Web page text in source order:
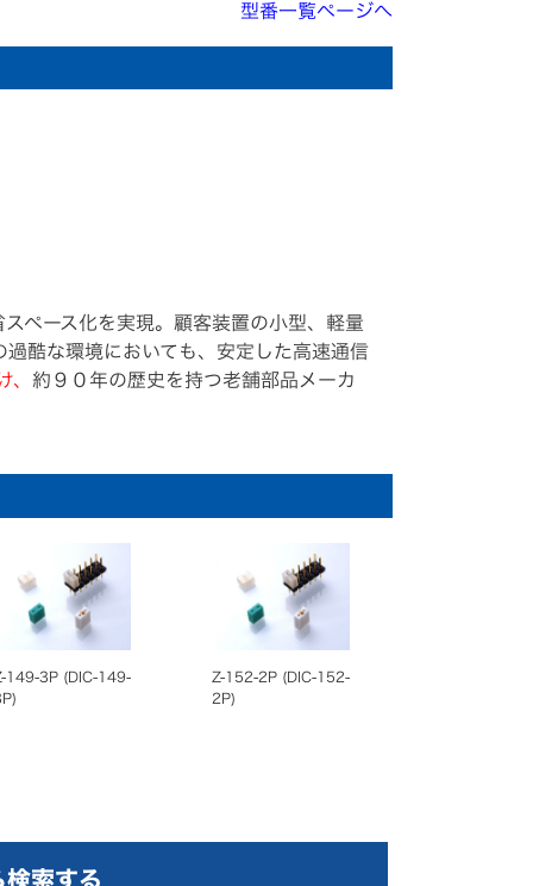
型番一覧ページへ
ペース化を実現。顧客装置の小型、軽量
酷な環境においても、安定した高速通信
、 約９０年の歴史を持つ老舗部品メーカ
149-3P (DIC-149-
Z-152-2P (DIC-152-
2P)
索する